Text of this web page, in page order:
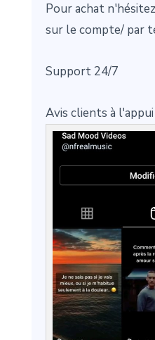
Pour achat
sur le compte/ par
Support 24/7
Avis clients à l'appui